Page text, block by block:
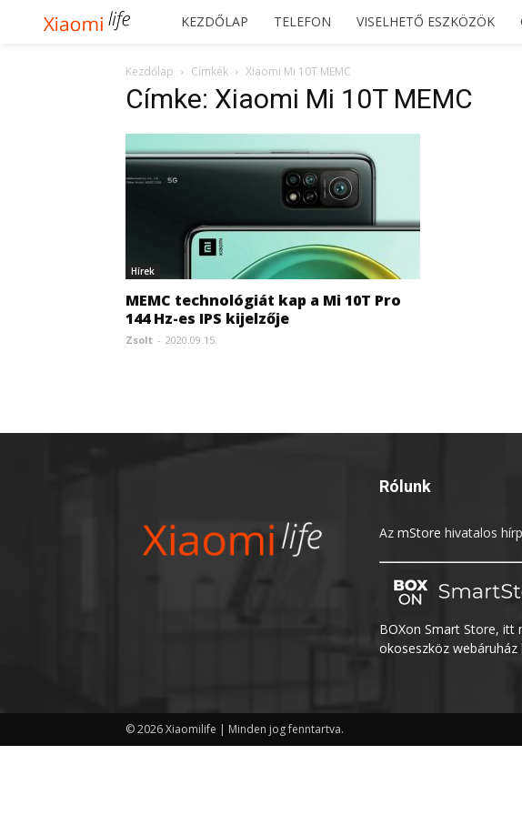
Xiaomilife
KEZDŐLAP TELEFON VISELHETŐ ESZKÖZÖK
Kezdőlap Címkék Xiaomi Mi 10T MEMC
Címke: Xiaomi Mi 10T MEMC
Hírek
MEMC technológiát kap a Mi 10T Pro
144 Hz-es IPS kijelzője
Zsolt - 2020.09.15.
Rólunk
Az mStore hivatalos
BOXon Smart Store,
okoseszköz webáruház
© 2026 Xiaomilife | Minden jog fenntartva.